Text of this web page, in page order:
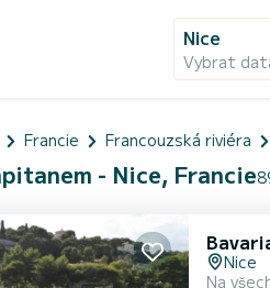
Nice
Vybrat
Francie Francouzská riviéra
- Nice, Francie
Nice
Na